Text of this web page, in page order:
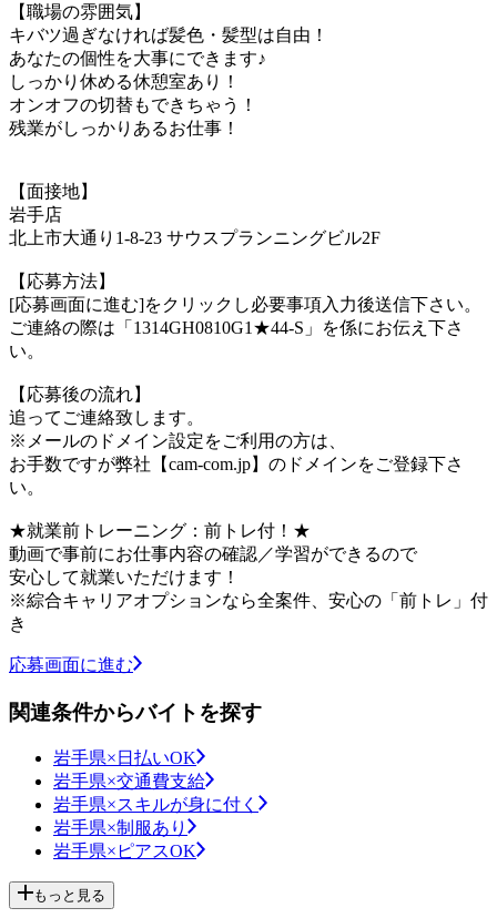
【職場の雰囲気】
キバツ過ぎなければ髪色・髪型は自由！
あなたの個性を大事にできます♪
しっかり休める休憩室あり！
オンオフの切替もできちゃう！
残業がしっかりあるお仕事！
【面接地】
岩手店
北上市大通り1-8-23 サウスプランニングビル2F
【応募方法】
[応募画面に進む]をクリックし必要事項入力後送信下さい。
ご連絡の際は「1314GH0810G1★44-S」を係にお伝え下さ
い。
【応募後の流れ】
追ってご連絡致します。
※メールのドメイン設定をご利用の方は、
お手数ですが弊社【cam-com.jp】のドメインをご登録下さ
い。
★就業前トレーニング：前トレ付！★
動画で事前にお仕事内容の確認／学習ができるので
安心して就業いただけます！
※綜合キャリアオプションなら全案件、安心の「前トレ」付
き
応募画面に進む
関連条件からバイトを探す
岩手県×日払いOK
岩手県×交通費支給
岩手県×スキルが身に付く
岩手県×制服あり
岩手県×ピアスOK
もっと見る